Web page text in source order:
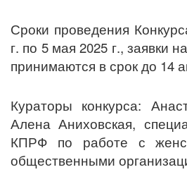
Сроки проведения
г. по 5 мая 2025 г., заявки
принимаются в срок до 14
Кураторы конкурса:
Алена Аниховская,
КПРФ по работе с
общественными